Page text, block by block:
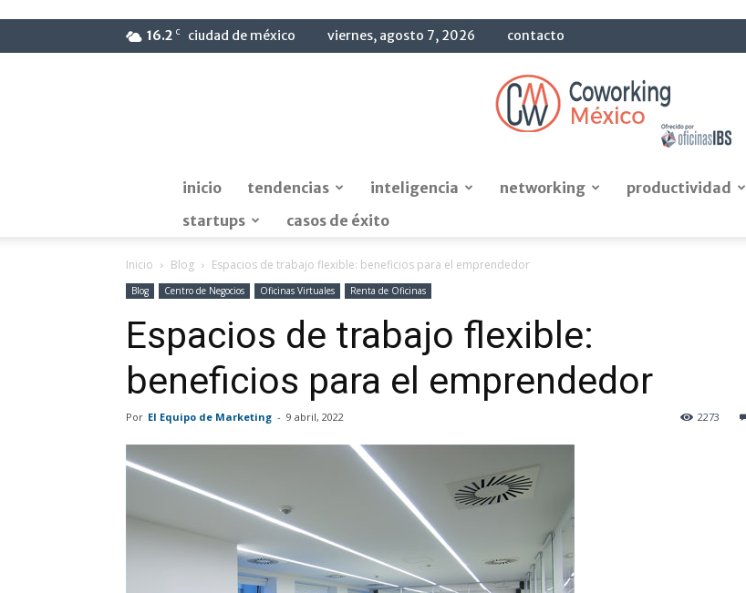
16.2 C ciudad de méxico viernes, agosto 7, 2026 contacto
inicio tendencias inteligencia networking productividad
startups
casos de éxito
Inicio Blog Espacios de trabajo flexible: beneficios para el emprendedor
Blog Centro de Negocios Oficinas Virtuales Renta de Oficinas
Espacios de trabajo flexible:
beneficios para el emprendedor
Por El Equipo de Marketing - 9 abril, 2022 2273